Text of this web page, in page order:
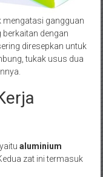
mengatasi gangguan
dengan
diresepkan untuk
tukak usus dua
aluminium
Kedua zat ini termasuk